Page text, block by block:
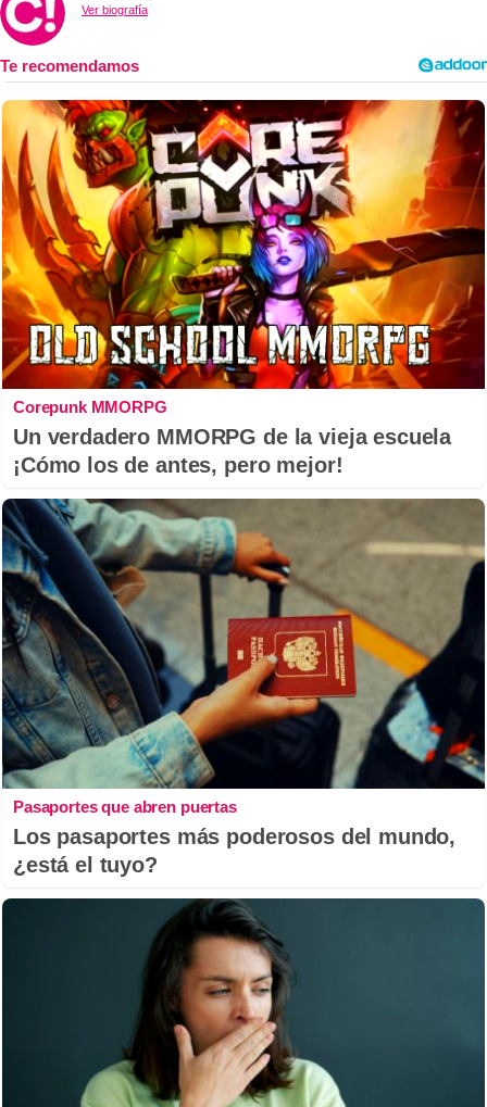
Ver biografía
Corepunk MMORPG
Un verdadero MMORPG de la vieja escuela
¡Cómo los de antes, pero mejor!
Pasaportes que abren puertas
Los pasaportes más poderosos del mundo,
¿está el tuyo?